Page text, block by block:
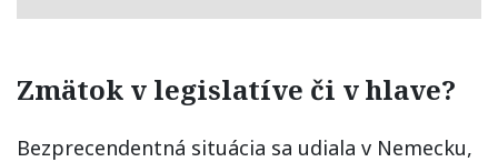
Zmätok v legislatíve či v hlave?
Bezprecendentná situácia sa udiala v Nemecku,